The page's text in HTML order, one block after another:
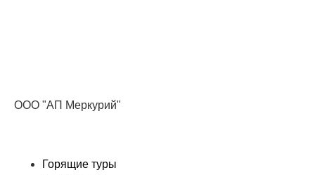
ООО "АП Меркурий"
Горящие туры